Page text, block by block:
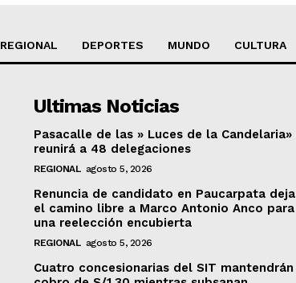
REGIONAL DEPORTES MUNDO CULTURA
Ultimas Noticias
Pasacalle de las » Luces de la Candelaria»
reunirá a 48 delegaciones
REGIONAL agosto 5, 2026
Renuncia de candidato en Paucarpata deja
el camino libre a Marco Antonio Anco para
una reelección encubierta
REGIONAL agosto 5, 2026
Cuatro concesionarias del SIT mantendrán